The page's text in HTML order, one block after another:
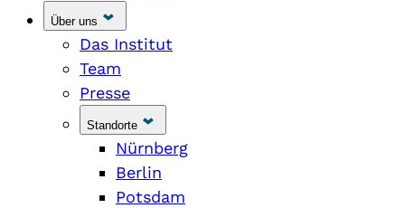
Über uns
Das Institut
Team
Presse
Standorte
Nürnberg
Berlin
Potsdam